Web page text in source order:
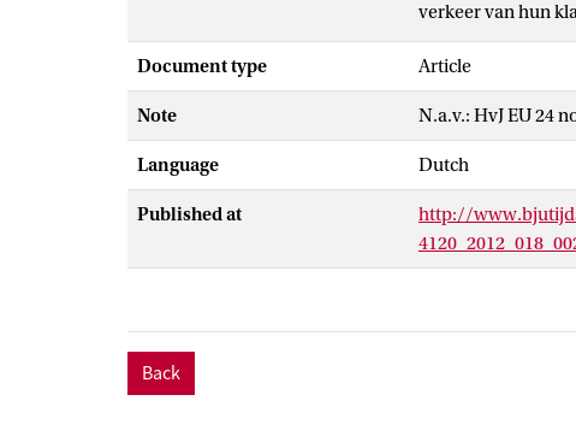
verkeer van hun
met het oog op
aantal kritische
Document type Article
Note N.a.v.: HvJ EU 24
Language Dutch
Published at
http://
Back